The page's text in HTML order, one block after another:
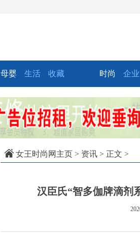
母婴 生活 收藏 时尚 企业
女王时尚网主页 > 资讯 > 正文 >
汉臣氏“智多伽牌滴剂